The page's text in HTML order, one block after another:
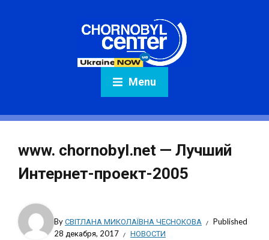
Menu
www. chornobyl.net — Лучший
Интернет-проект-2005
ByСВІТЛАНА МИКОЛАЇВНА ЧЕСНОКОВА
Published
28 декабря, 2017
НОВОСТИ